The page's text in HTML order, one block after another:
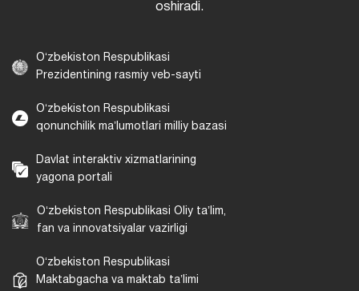
oshiradi.
Oʻzbekiston Respublikasi
Prezidentining rasmiy veb-sayti
Oʻzbekiston Respublikasi
qonunchilik maʼlumotlari milliy bazasi
Davlat interaktiv xizmatlarining
yagona portali
Oʻzbekiston Respublikasi Oliy taʼlim,
fan va innovatsiyalar vazirligi
Oʻzbekiston Respublikasi
Maktabgacha va maktab taʼlimi